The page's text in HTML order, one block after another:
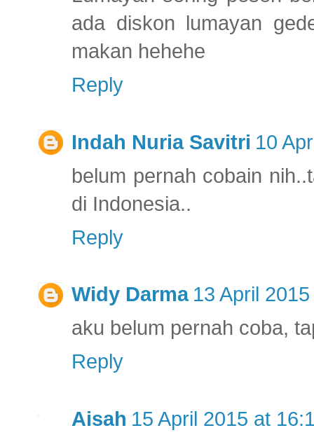
ada diskon lumayan
makan hehehe
Reply
Indah Nuria Savitri 10
belum pernah cobain
di Indonesia..
Reply
Widy Darma 13 April
aku belum pernah coba,
Reply
Aisah 15 April 2015 at